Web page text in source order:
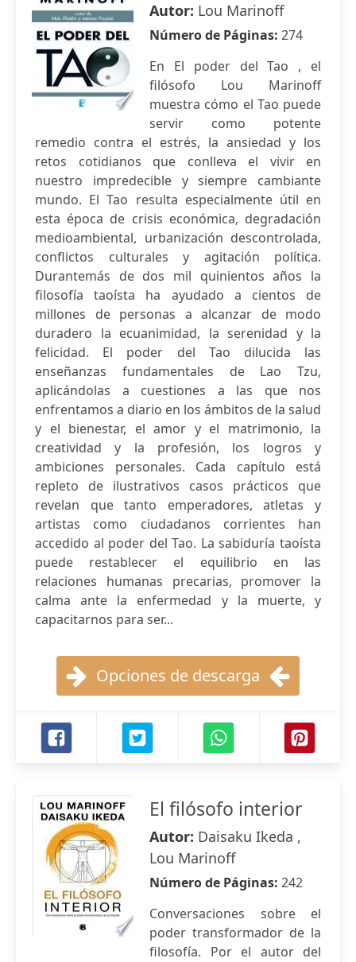
Autor: Lou Marinoff
Número de Páginas: 274
En El poder del Tao , el
filósofo Lou Marinoff
muestra cómo el Tao puede
servir como potente
remedio contra el estrés, la ansiedad y los
retos cotidianos que conlleva el vivir en
nuestro impredecible y siempre cambiante
mundo. El Tao resulta especialmente útil en
esta época de crisis económica, degradación
medioambiental, urbanización descontrolada,
conflictos culturales y agitación política.
Durantemás de dos mil quinientos años la
filosofía taoísta ha ayudado a cientos de
millones de personas a alcanzar de modo
duradero la ecuanimidad, la serenidad y la
felicidad. El poder del Tao dilucida las
enseñanzas fundamentales de Lao Tzu,
aplicándolas a cuestiones a las que nos
enfrentamos a diario en los ámbitos de la salud
y el bienestar, el amor y el matrimonio, la
creatividad y la profesión, los logros y
ambiciones personales. Cada capítulo está
repleto de ilustrativos casos prácticos que
revelan que tanto emperadores, atletas y
artistas como ciudadanos corrientes han
accedido al poder del Tao. La sabiduría taoísta
puede restablecer el equilibrio en las
relaciones humanas precarias, promover la
calma ante la enfermedad y la muerte, y
capacitarnos para ser...
Opciones de descarga
El filósofo interior
Autor: Daisaku Ikeda ,
Lou Marinoff
Número de Páginas: 242
Conversaciones sobre el
poder transformador de la
filosofía. Por el autor del